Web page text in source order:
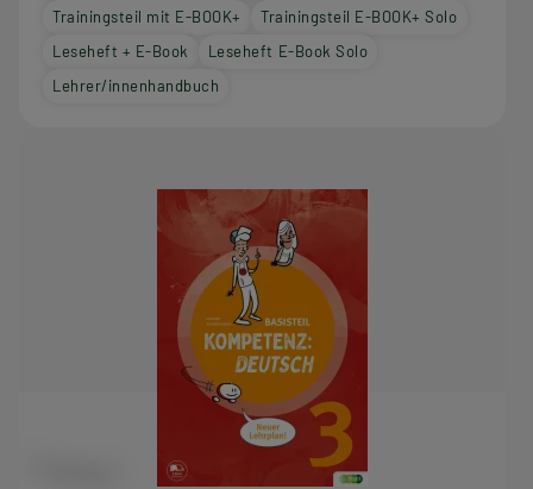
Trainingsteil mit E-BOOK+
Trainingsteil E-BOOK+ Solo
Leseheft + E-Book
Leseheft E-Book Solo
Lehrer/innenhandbuch